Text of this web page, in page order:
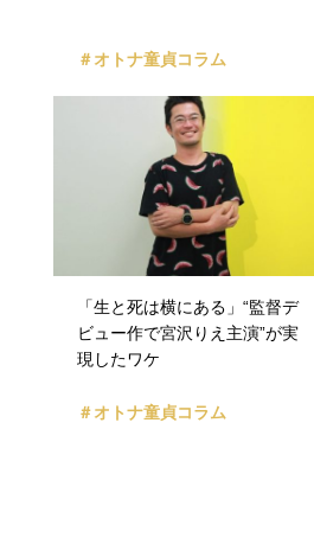
＃オトナ童貞コラム
「生と死は横にある」“監督デ
ビュー作で宮沢りえ主演”が実
現したワケ
＃オトナ童貞コラム